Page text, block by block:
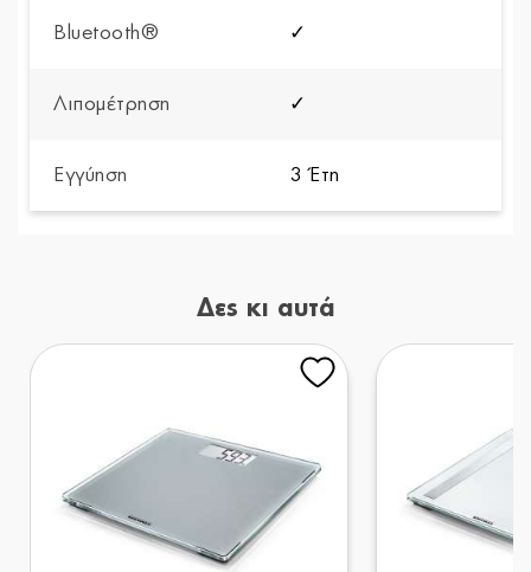
Bluetooth® ✓
Λιπομέτρηση ✓
Εγγύηση 3 Έτη
Δες κι αυτά